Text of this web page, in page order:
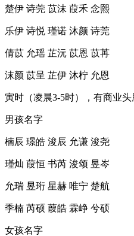
楚伊 诗莞 苡沫 葭禾 念熙
乐伊 诗悦 瑾诺 沐颜 诗莞
倩苡 允瑶 芷沅 苡恩 苡苒
沫颜 苡呈 芷伊 沐柠 允恩
寅时（凌晨3-5时），有商业
男孩名字
楠辰 璟皓 浚辰 允谦 浚尧
瑾灿 葭恒 书芮 浚颂 昱岑
允瑞 昱珩 星赫 唯宁 楚航
季楠 芮硕 葭皓 霖峥 兮硕
女孩名字